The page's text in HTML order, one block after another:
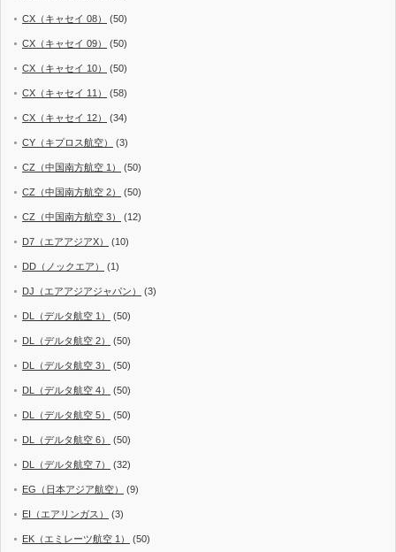
CX（キャセイ 08） (50)
CX（キャセイ 09） (50)
CX（キャセイ 10） (50)
CX（キャセイ 11） (58)
CX（キャセイ 12） (34)
CY（キプロス航空） (3)
CZ（中国南方航空 1） (50)
CZ（中国南方航空 2） (50)
CZ（中国南方航空 3） (12)
D7（エアアジアX） (10)
DD（ノックエア） (1)
DJ（エアアジアジャパン） (3)
DL（デルタ航空 1） (50)
DL（デルタ航空 2） (50)
DL（デルタ航空 3） (50)
DL（デルタ航空 4） (50)
DL（デルタ航空 5） (50)
DL（デルタ航空 6） (50)
DL（デルタ航空 7） (32)
EG（日本アジア航空） (9)
EI（エアリンガス） (3)
EK（エミレーツ航空 1） (50)